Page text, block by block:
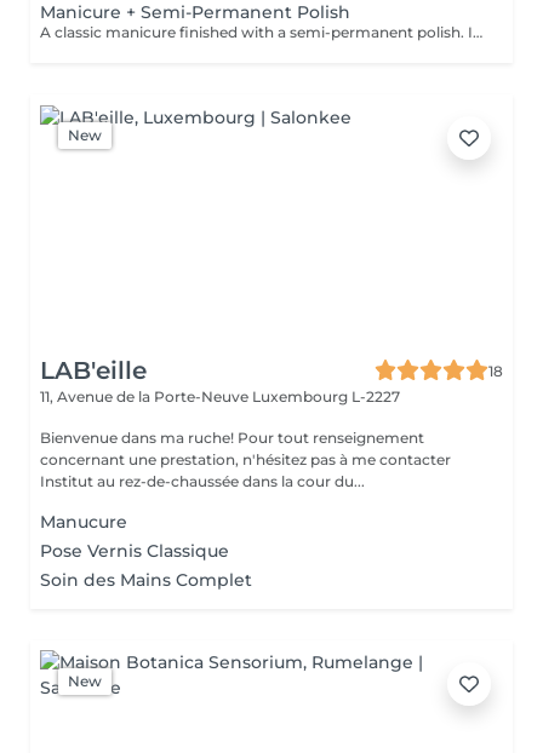
Manicure + Semi-Permanent Polish
A classic manicure finished with a semi-permanent polish. Ideal for those who want glossy, well-groomed and durable nails for around 2 to 3 weeks. Semi-permanent polish must be professionally removed or renewed in the salon.
New
LAB'eille
18
11, Avenue de la Porte-Neuve Luxembourg L-2227
Bienvenue dans ma ruche! Pour tout renseignement
concernant une prestation, n'hésitez pas à me contacter
Institut au rez-de-chaussée dans la cour du...
Manucure
Pose Vernis Classique
Soin des Mains Complet
New